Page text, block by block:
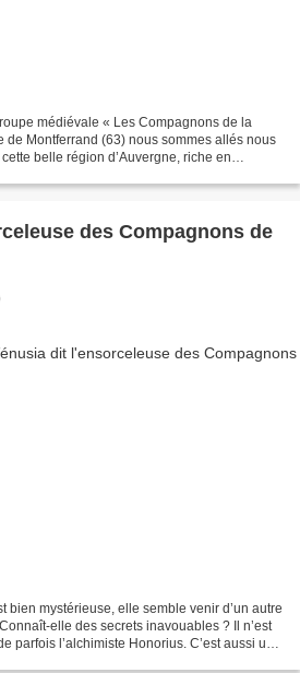
médiévale « Les Compagnons de la
de Montferrand (63) nous sommes allés nous
belle région d’Auvergne, riche en
des Compagnons de
bien mystérieuse, elle semble venir d’un autre
elle des secrets inavouables ? Il n’est
parfois l’alchimiste Honorius. C’est aussi une